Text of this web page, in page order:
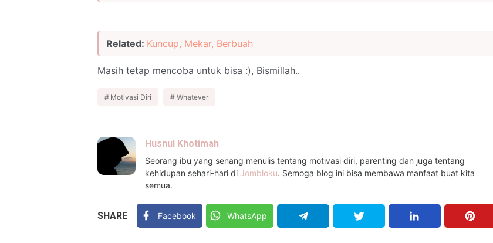
Related: Kuncup, Mekar, Berbuah
Masih tetap mencoba untuk bisa :), Bismillah..
Motivasi Diri Whatever
Husnul Khotimah
Seorang ibu yang senang menulis tentang motivasi diri, parenting dan juga tentang
kehidupan sehari-hari di Jombloku. Semoga blog ini bisa membawa manfaat buat kita
semua.
SHARE Facebook WhatsApp